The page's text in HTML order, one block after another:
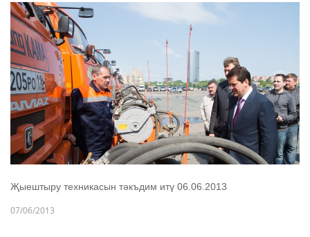
Җыештыру техникасын тәкъдим итү 06.06.2013
07/06/2013